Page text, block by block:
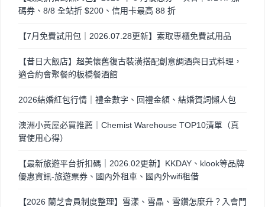
碼券、8/8 全站折 $200、信用卡最高 88 折
【7月免費試用包｜2026.07.28更新】索取專櫃免費試用品
【昔日大飯店】超美懷舊復古裝潢搭配創意調酒與日式料理，
適合約會聚餐的板橋餐酒館
2026結婚紅包行情｜禮金數字、回禮金額、結婚賀詞懶人包
澳洲小黃屋必買推薦｜Chemist Warehouse TOP10清單（真
實使用心得）
【最新旅遊平台折扣碼｜2026.02更新】KKDAY、klook等品牌
優惠資訊-旅遊票券、國內外租車、國內外wifi租借
【2026 蘭芝會員制度整理】雪漾、雪晶、雪鑽怎麼升？入會門